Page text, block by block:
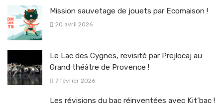
Mission sauvetage de jouets par Ecomaison !
20 avril 2026
Le Lac des Cygnes, revisité par Prejlocaj au
Grand théâtre de Provence !
7 février 2026
Les révisions du bac réinventées avec Kit’bac !